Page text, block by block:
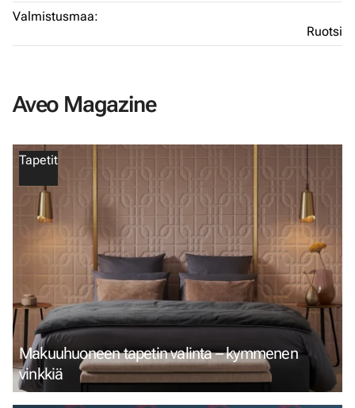
Valmistusmaa:
Ruotsi
Aveo Magazine
Tapetit
Makuuhuoneen tapetin valinta – kymmenen
vinkkiä